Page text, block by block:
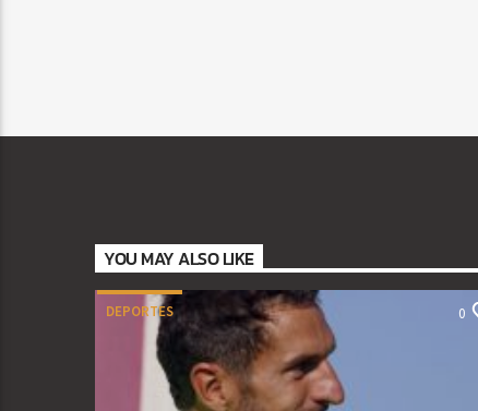
YOU MAY ALSO LIKE
DEPORTES 0